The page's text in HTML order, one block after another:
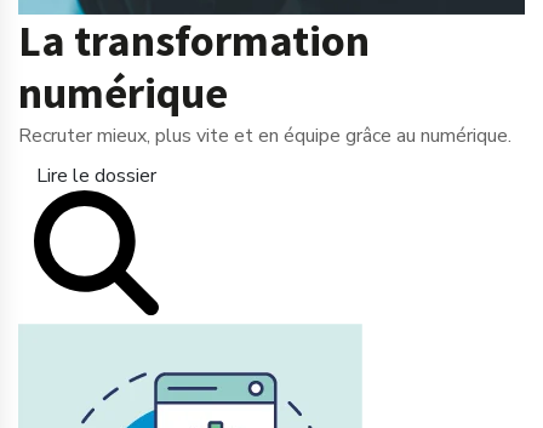
La transformation
numérique
Recruter mieux, plus vite et en équipe grâce au numérique.
Lire le dossier